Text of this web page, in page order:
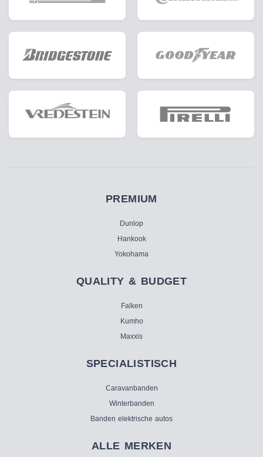
PREMIUM
Dunlop
Hankook
Yokohama
QUALITY & BUDGET
Falken
Kumho
Maxxis
SPECIALISTISCH
Caravanbanden
Winterbanden
Banden elektrische autos
ALLE MERKEN